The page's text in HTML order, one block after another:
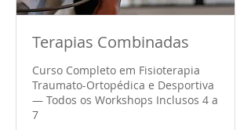
Terapias Combinadas
Curso Completo em Fisioterapia
Traumato-Ortopédica e Desportiva
— Todos os Workshops Inclusos 4 a
7